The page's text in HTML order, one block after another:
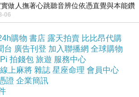
做人撫著心跳聽音辨位依憑直覺與本能鑽
亮處探索另一個心聲另一個共鳴的
06
購物 書店 露天拍賣 比比昂代購
台 廣告刊登 加入聯播網 全球購物
Pi 拍錢包 旅遊 服務中心
線上麻將 雜誌 星座命理 會員中心
證 企業簡訊